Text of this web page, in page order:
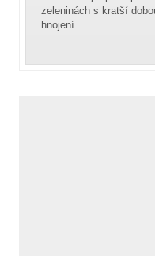
zeleninách s kratší
hnojení.